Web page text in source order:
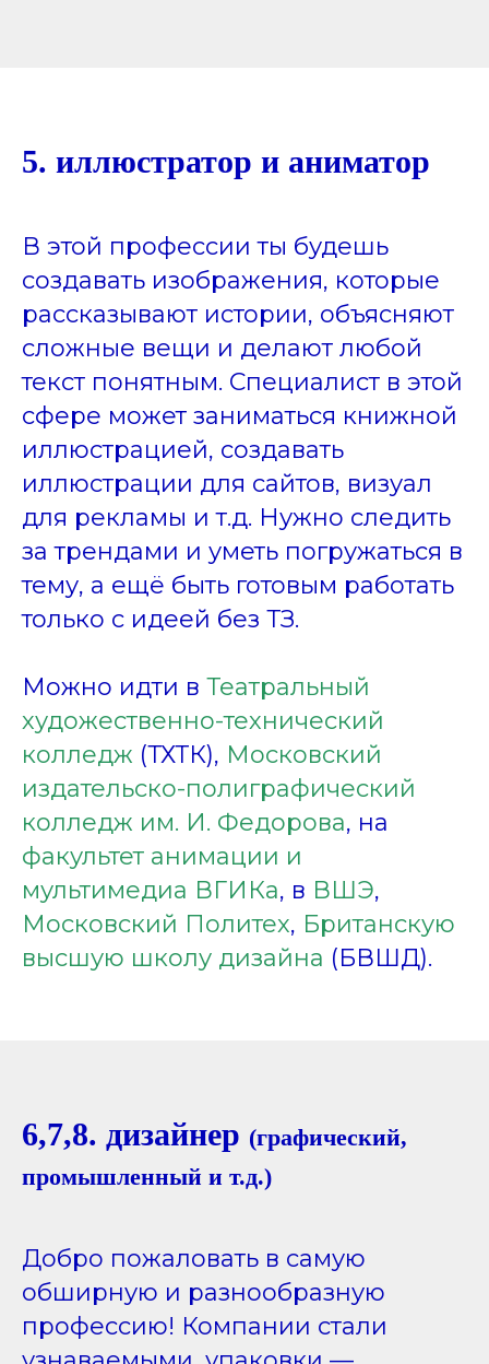
5. иллюстратор и аниматор
В этой профессии ты будешь
создавать изображения, которые
рассказывают истории, объясняют
сложные вещи и делают любой
текст понятным. Специалист в этой
сфере может заниматься книжной
иллюстрацией, создавать
иллюстрации для сайтов, визуал
для рекламы и т.д. Нужно следить
за трендами и уметь погружаться в
тему, а ещё быть готовым работать
только с идеей без ТЗ.
Можно идти в Театральный
художественно-технический
колледж (ТХТК), Московский
издательско-полиграфический
колледж им. И. Федорова, на
факультет анимации и
мультимедиа ВГИКа, в ВШЭ,
Московский Политех, Британскую
высшую школу дизайна (БВШД).
6,7,8. дизайнер (графический,
промышленный и т.д.)
Добро пожаловать в самую
обширную и разнообразную
профессию! Компании стали